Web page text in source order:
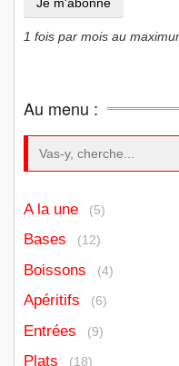
1 fois par mois au
Au menu :
A la une (5)
Bases (12)
Boissons (4)
Apéritifs (6)
Entrées (9)
Plats (18)